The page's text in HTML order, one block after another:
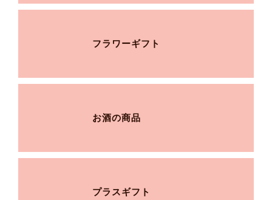
フラワーギフト
お酒の商品
プラスギフト